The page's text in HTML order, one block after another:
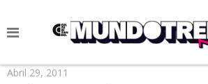
NOTICIAS
Abril 29, 2011